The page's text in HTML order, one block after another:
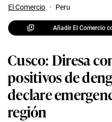
El Comercio · Peru
Añadir El Comercio
Cusco: Diresa
positivos de
declare
región